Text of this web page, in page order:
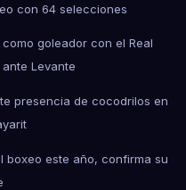
con 64 selecciones
goleador con el Real
Levante
presencia de cocodrilos en
boxeo este año, confirma su